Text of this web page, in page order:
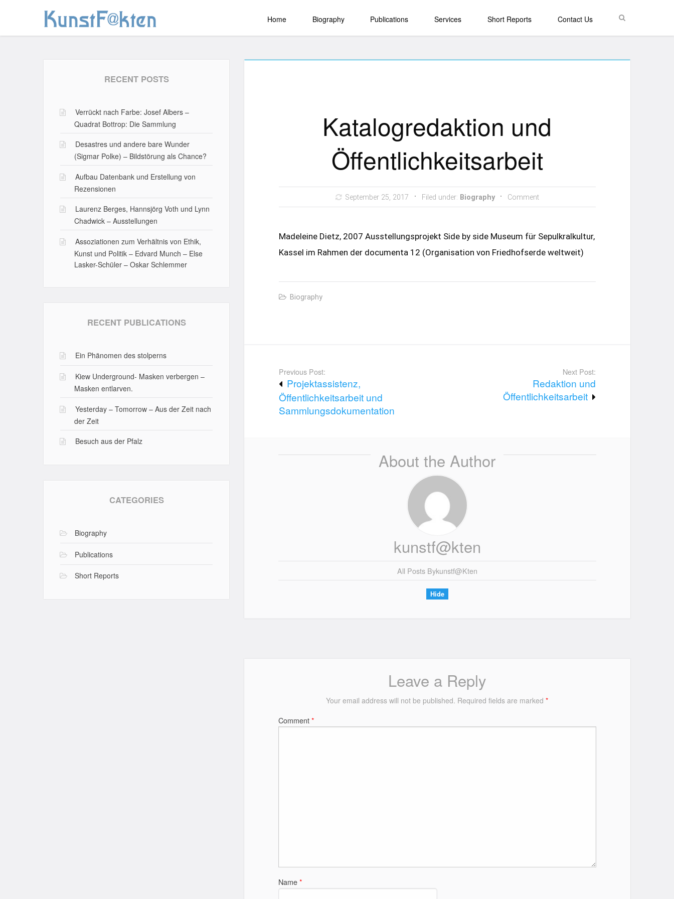
Home Biography Publications Services Short Reports Contact Us
Katalogredaktion und
Öffentlichkeitsarbeit
September 25, 2017 Filed under: Biography Comment
Madeleine Dietz, 2007 Ausstellungsprojekt Side by side Museum für Sepulkralkultur,
Kassel im Rahmen der documenta 12 (Organisation von Friedhofserde weltweit)
Biography
Post
navigation
Previous Post:
Projektassistenz,
Öffentlichkeitsarbeit und
Sammlungsdokumentation
Next Post:
Redaktion und
Öffentlichkeitsarbeit
About the Author
kunstf@kten
All Posts ByKunstf@kten
Hide
Leave a Reply
Your email address will not be published. Required fields are marked*
Comment*
Name*
RECENT POSTS
Verrückt nach Farbe: Josef Albers –
Quadrat Bottrop: Die Sammlung
Desastres und andere bare Wunder
(Sigmar Polke) – Bildstörung als Chance?
Aufbau Datenbank und Erstellung von
Rezensionen
Laurenz Berges, Hannsjörg Voth und Lynn
Chadwick – Ausstellungen
Assoziationen zum Verhältnis von Ethik,
Kunst und Politik – Edvard Munch – Else
Lasker-Schüler – Oskar Schlemmer
RECENT PUBLICATIONS
Ein Phänomen des stolperns
Kiew Underground- Masken verbergen –
Masken entlarven.
Yesterday – Tomorrow – Aus der Zeit nach
der Zeit
Besuch aus der Pfalz
CATEGORIES
Biography
Publications
Short Reports